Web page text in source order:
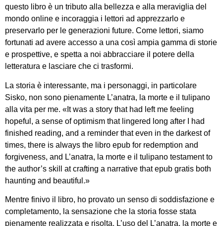
questo libro è un tributo alla bellezza e alla meraviglia del
mondo online e incoraggia i lettori ad apprezzarlo e
preservarlo per le generazioni future. Come lettori, siamo
fortunati ad avere accesso a una così ampia gamma di storie
e prospettive, e spetta a noi abbracciare il potere della
letteratura e lasciare che ci trasformi.
La storia è interessante, ma i personaggi, in particolare
Sisko, non sono pienamente L’anatra, la morte e il tulipano
alla vita per me. «It was a story that had left me feeling
hopeful, a sense of optimism that lingered long after I had
finished reading, and a reminder that even in the darkest of
times, there is always the libro epub for redemption and
forgiveness, and L’anatra, la morte e il tulipano testament to
the author’s skill at crafting a narrative that epub gratis both
haunting and beautiful.»
Mentre finivo il libro, ho provato un senso di soddisfazione e
completamento, la sensazione che la storia fosse stata
pienamente realizzata e risolta. L’uso del L’anatra, la morte e